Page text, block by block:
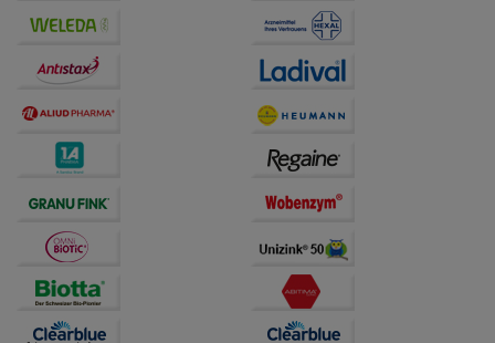
Bitte beachten Sie, dass Daten hierfür teilweise an
Dritte wie z.B. Google oder soziale Medien
übertragen werden.